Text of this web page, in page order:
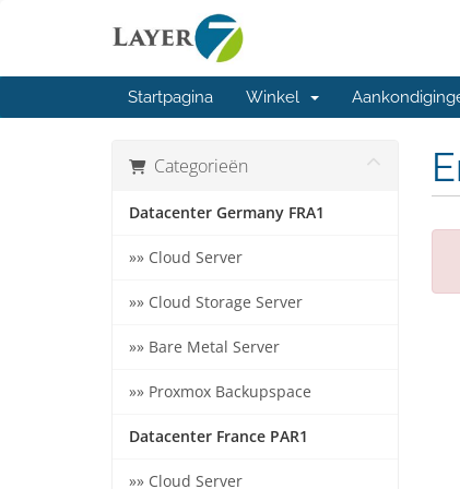
Startpagina Winkel
Categorieën
Datacenter Germany FRA1
»» Cloud Server
»» Cloud Storage Server
»» Bare Metal Server
»» Proxmox Backupspace
Datacenter France PAR1
»» Cloud Server